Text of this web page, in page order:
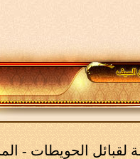
لقبائل الحويطات -